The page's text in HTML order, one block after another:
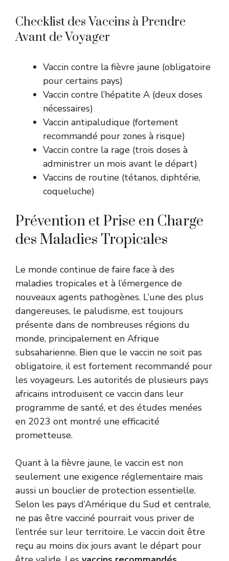
Checklist des Vaccins à Prendre
Avant de Voyager
Vaccin contre la fièvre jaune (obligatoire
pour certains pays)
Vaccin contre l’hépatite A (deux doses
nécessaires)
Vaccin antipaludique (fortement
recommandé pour zones à risque)
Vaccin contre la rage (trois doses à
administrer un mois avant le départ)
Vaccins de routine (tétanos, diphtérie,
coqueluche)
Prévention et Prise en Charge
des Maladies Tropicales
Le monde continue de faire face à des
maladies tropicales et à l’émergence de
nouveaux agents pathogènes. L’une des plus
dangereuses, le paludisme, est toujours
présente dans de nombreuses régions du
monde, principalement en Afrique
subsaharienne. Bien que le vaccin ne soit pas
obligatoire, il est fortement recommandé pour
les voyageurs. Les autorités de plusieurs pays
africains introduisent ce vaccin dans leur
programme de santé, et des études menées
en 2023 ont montré une efficacité
prometteuse.
Quant à la fièvre jaune, le vaccin est non
seulement une exigence réglementaire mais
aussi un bouclier de protection essentielle.
Selon les pays d’Amérique du Sud et centrale,
ne pas être vacciné pourrait vous priver de
l’entrée sur leur territoire. Le vaccin doit être
reçu au moins dix jours avant le départ pour